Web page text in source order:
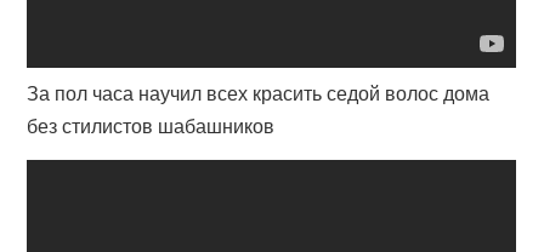
За пол часа научил всех красить седой волос дома
без стилистов шабашников